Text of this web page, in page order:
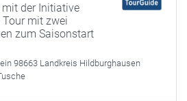
der Initiative
mit zwei
zum Saisonstart
98663 Landkreis Hildburghausen